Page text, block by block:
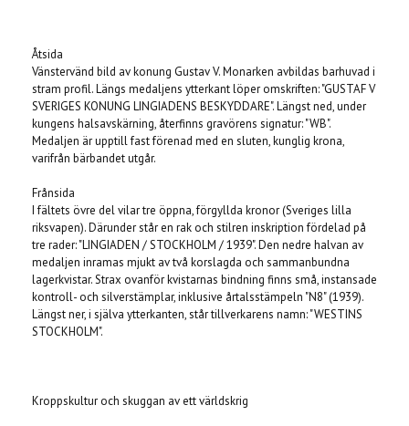
Åtsida
Vänstervänd bild av konung Gustav V. Monarken avbildas barhuvad i
stram profil. Längs medaljens ytterkant löper omskriften: "GUSTAF V
SVERIGES KONUNG LINGIADENS BESKYDDARE". Längst ned, under
kungens halsavskärning, återfinns gravörens signatur: "WB".
Medaljen är upptill fast förenad med en sluten, kunglig krona,
varifrån bärbandet utgår.
Frånsida
I fältets övre del vilar tre öppna, förgyllda kronor (Sveriges lilla
riksvapen). Därunder står en rak och stilren inskription fördelad på
tre rader: "LINGIADEN / STOCKHOLM / 1939". Den nedre halvan av
medaljen inramas mjukt av två korslagda och sammanbundna
lagerkvistar. Strax ovanför kvistarnas bindning finns små, instansade
kontroll- och silverstämplar, inklusive årtalsstämpeln "N8" (1939).
Längst ner, i själva ytterkanten, står tillverkarens namn: "WESTINS
STOCKHOLM".
Kroppskultur och skuggan av ett världskrig